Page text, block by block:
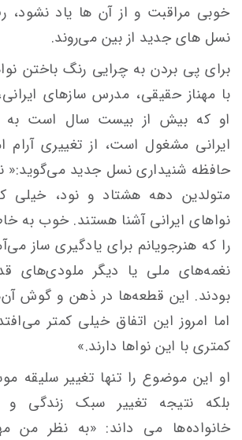
خوبی مراقبت و از آن ها یاد نشود،
نسل های جدید از بین می‌روند.
برای پی بردن به چرایی رنگ باختن
با مهناز حقیقی، مدرس سازهای
او که بیش از بیست سال است به
ایرانی مشغول است، از تغییری آرام
حافظه شنیداری نسل جدید می‌گوید:«
متولدین دهه هشتاد و نود، خیلی
نواهای ایرانی آشنا هستند. خوب به
را که هنرجویانم برای یادگیری ساز
نغمه‌های ملی یا دیگر ملودی‌های
بودند. این قطعه‌ها در ذهن و گوش
اما امروز این اتفاق خیلی کمتر
کمتری با این نواها دارند.»
او این موضوع را تنها تغییر سلیقه‌
بلکه نتیجه‌ تغییر سبک زندگی
خانواده‌ها می داند: «به نظر من